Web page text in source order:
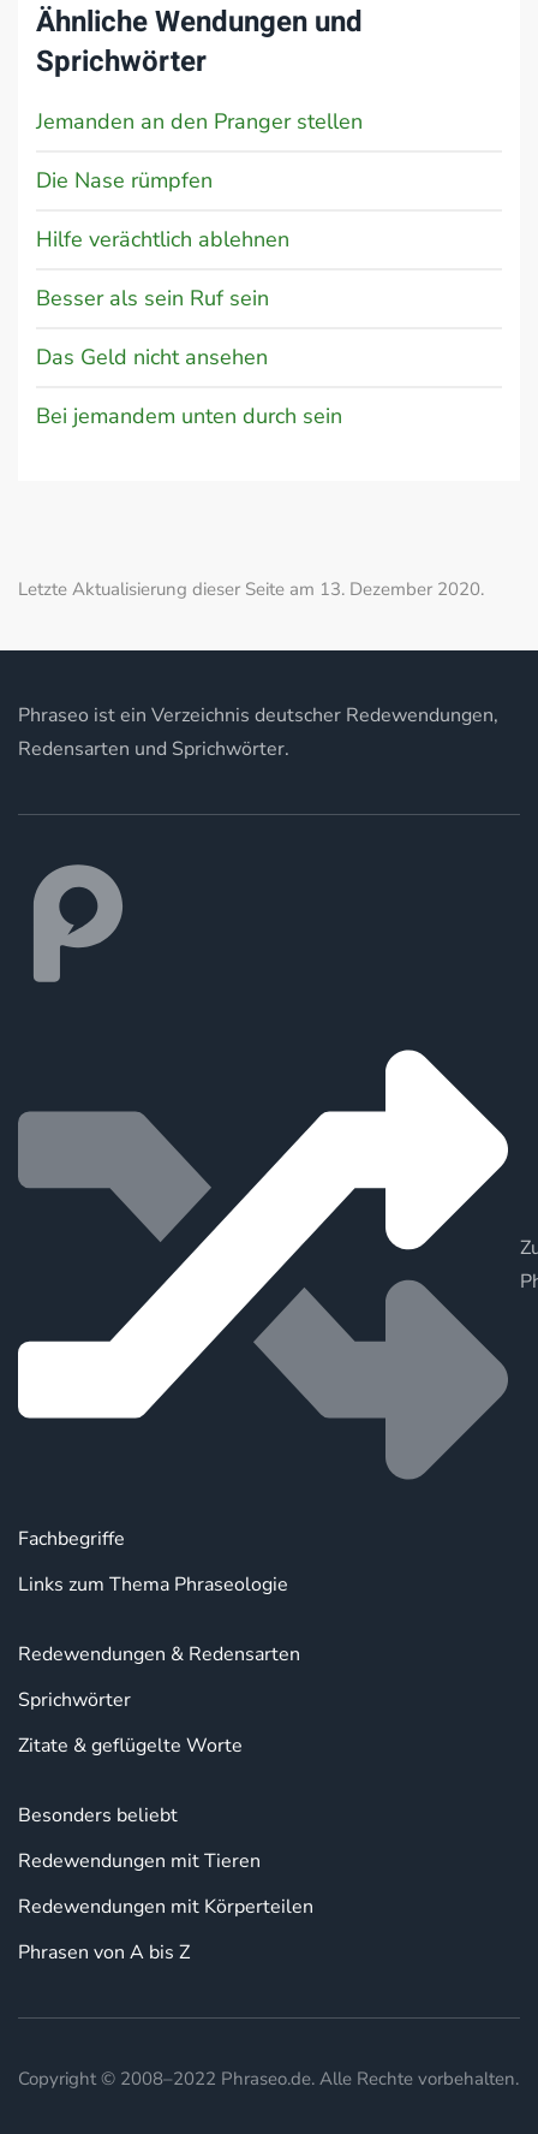
Ähnliche Wendungen und
Sprichwörter
Jemanden an den Pranger stellen
Die Nase rümpfen
Hilfe verächtlich ablehnen
Besser als sein Ruf sein
Das Geld nicht ansehen
Bei jemandem unten durch sein
Letzte Aktualisierung dieser Seite am 13. Dezember 2020.
Phraseo ist ein Verzeichnis deutscher Redewendungen,
Redensarten und Sprichwörter.
Fachbegriffe
Links zum Thema Phraseologie
Redewendungen & Redensarten
Sprichwörter
Zitate & geflügelte Worte
Besonders beliebt
Redewendungen mit Tieren
Redewendungen mit Körperteilen
Phrasen von A bis Z
Copyright © 2008–2022 Phraseo.de. Alle Rechte vorbehalten.